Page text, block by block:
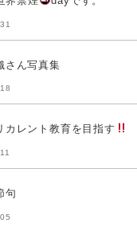
さん写真集
カレント教育を目指す
句